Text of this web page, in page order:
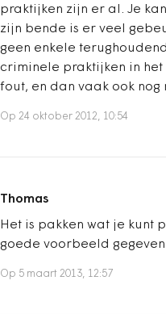
praktijken zijn er al. Je
zijn bende is er veel
geen enkele
criminele praktijken in het
fout, en dan vaak ook nog
Op 24 oktober 2012, 10:54
Thomas
Het is pakken wat je kunt
goede voorbeeld
Op 5 maart 2013, 12:57